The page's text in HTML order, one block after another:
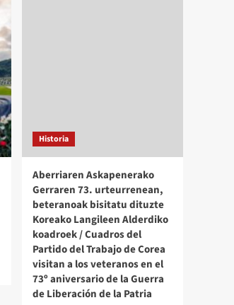
Historia
Aberriaren Askapenerako
Gerraren 73. urteurrenean,
beteranoak bisitatu dituzte
Koreako Langileen Alderdiko
koadroek / Cuadros del
Partido del Trabajo de Corea
visitan a los veteranos en el
73º aniversario de la Guerra
de Liberación de la Patria